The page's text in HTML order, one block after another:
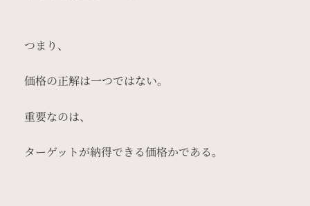
つまり、
価格の正解は一つではない。
重要なのは、
ターゲットが納得できる価格かである。